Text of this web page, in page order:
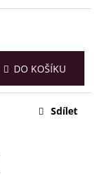
DO KOŠÍKU
Sdílet